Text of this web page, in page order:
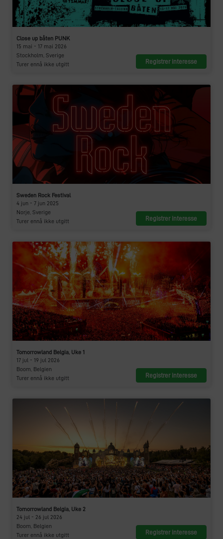
Close up båten PUNK
15 mai - 17 mai 2026
Stockholm, Sverige
Turer ennå ikke utgitt
Registrer interesse
Sweden Rock Festival
4 jun - 7 jun 2025
Norje, Sverige
Turer ennå ikke utgitt
Registrer interesse
Tomorrowland Belgia, Uke 1
17 jul - 19 jul 2026
Boom, Belgien
Turer ennå ikke utgitt
Registrer interesse
Tomorrowland Belgia, Uke 2
24 jul - 26 jul 2026
Boom, Belgien
Turer ennå ikke utgitt
Registrer interesse